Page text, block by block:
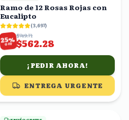
Ramo de 12 Rosas Rojas con
Eucalipto
(3,697)
25%
OFF
$749.71
$562.28
¡PEDIR AHORA!
ENTREGA URGENTE